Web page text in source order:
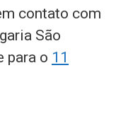
contato com
São
para o 11